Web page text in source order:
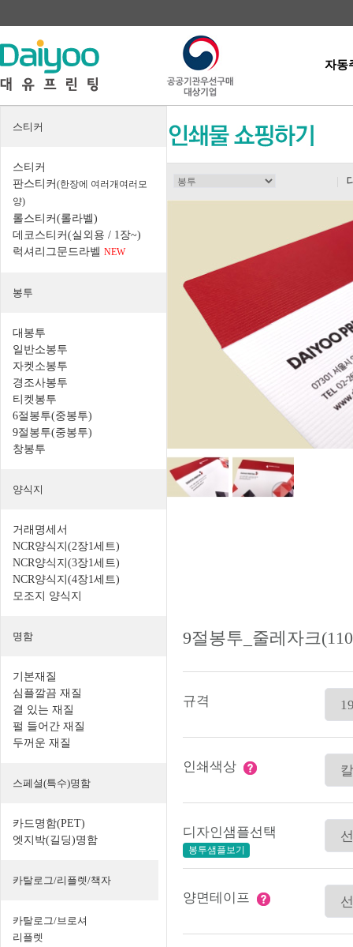
자동
스티커
스티커
판스티커 (한장에 여러개여러모
양)
롤스티커(롤라벨)
데코스티커(실외용 / 1장~)
럭셔리그문드라벨 NEW
봉투
대봉투
일반소봉투
자켓소봉투
경조사봉투
티켓봉투
6절봉투(중봉투)
9절봉투(중봉투)
창봉투
양식지
거래명세서
NCR양식지(2장1세트)
NCR양식지(3장1세트)
NCR양식지(4장1세트)
모조지 양식지
명함
기본재질
심플깔끔 재질
결 있는 재질
펄 들어간 재질
두꺼운 재질
스페셜(특수)명함
카드명함(PET)
엣지박(길딩)명함
카탈로그/리플렛/책자
카탈로그/브로셔
리플렛
9절봉투_줄레자크
규격
인쇄색상
디자인샘플선택
봉투샘플보기
양면테이프